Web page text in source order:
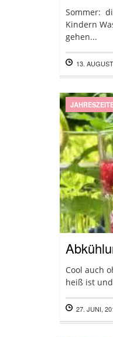
Sommer:
Kindern
gehen...
13.
Cool auch
heiß ist
27. JUNI,